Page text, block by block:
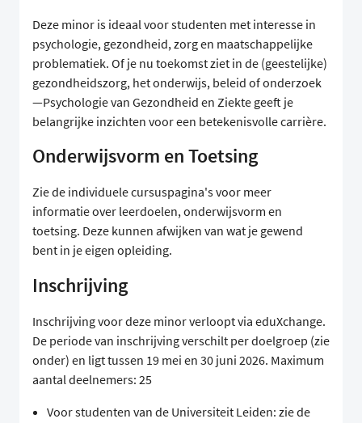
Deze minor is ideaal voor studenten met interesse in
psychologie, gezondheid, zorg en maatschappelijke
problematiek. Of je nu toekomst ziet in de (geestelijke)
gezondheidszorg, het onderwijs, beleid of onderzoek
—Psychologie van Gezondheid en Ziekte geeft je
belangrijke inzichten voor een betekenisvolle carrière.
Onderwijsvorm en Toetsing
Zie de individuele cursuspagina's voor meer
informatie over leerdoelen, onderwijsvorm en
toetsing. Deze kunnen afwijken van wat je gewend
bent in je eigen opleiding.
Inschrijving
Inschrijving voor deze minor verloopt via eduXchange.
De periode van inschrijving verschilt per doelgroep (zie
onder) en ligt tussen 19 mei en 30 juni 2026. Maximum
aantal deelnemers: 25
Voor studenten van de Universiteit Leiden: zie de